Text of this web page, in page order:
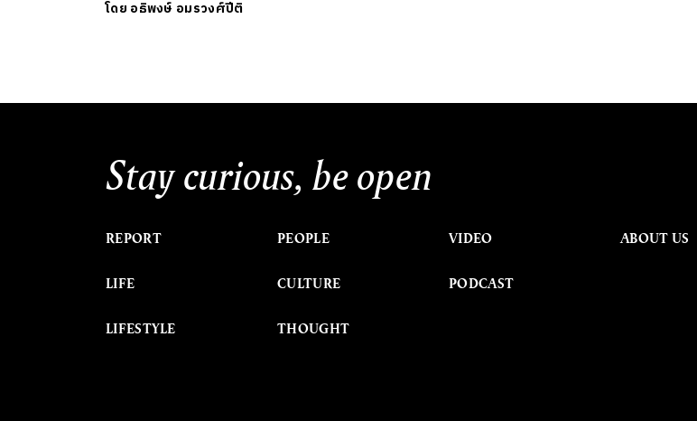
โดย อธิพงษ์ อมรวงศ์ปีติ
Stay curious, be open
REPORT
LIFE
LIFESTYLE
PEOPLE
CULTURE
THOUGHT
VIDEO
PODCAST
ABOUT US